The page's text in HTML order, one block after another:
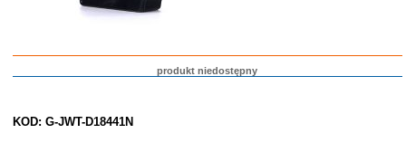
produkt niedostępny
KOD: G-JWT-D18441N